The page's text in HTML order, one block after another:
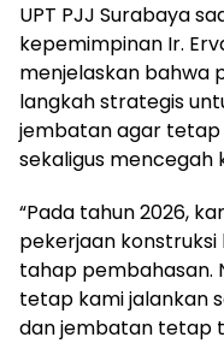
UPT PJJ Surabaya
kepemimpinan Ir.
menjelaskan bahwa
langkah strategis
jembatan agar tetap
sekaligus mencegah
“Pada tahun 2026,
pekerjaan
tahap pembahasan.
tetap kami jalankan
dan jembatan tetap